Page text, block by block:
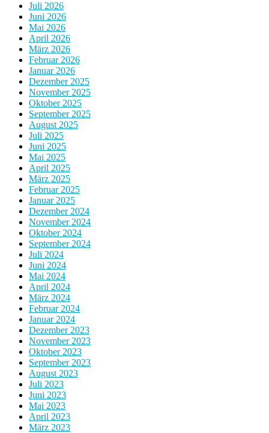
Juli 2026
Juni 2026
Mai 2026
April 2026
März 2026
Februar 2026
Januar 2026
Dezember 2025
November 2025
Oktober 2025
September 2025
August 2025
Juli 2025
Juni 2025
Mai 2025
April 2025
März 2025
Februar 2025
Januar 2025
Dezember 2024
November 2024
Oktober 2024
September 2024
Juli 2024
Juni 2024
Mai 2024
April 2024
März 2024
Februar 2024
Januar 2024
Dezember 2023
November 2023
Oktober 2023
September 2023
August 2023
Juli 2023
Juni 2023
Mai 2023
April 2023
März 2023